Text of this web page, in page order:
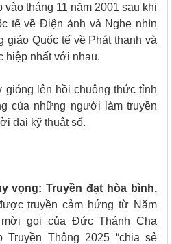
tháng 11 năm 2001 sau khi
tế về Điện ảnh và Nghe nhìn
giáo Quốc tế về Phát thanh và
hiệp nhất với nhau.
gióng lên hồi chuông thức tỉnh
của những người làm truyền
đại kỹ thuật số.
vọng: Truyền đạt hòa bình,
truyền cảm hứng từ Năm
gọi của Đức Thánh Cha
Truyền Thông 2025 “chia sẻ